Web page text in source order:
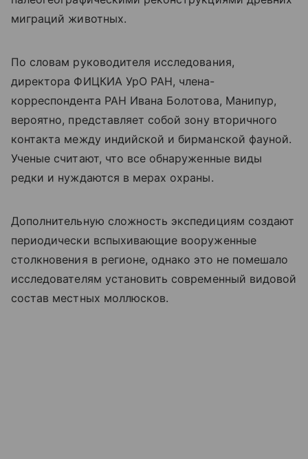
миграций животных.
По словам руководителя исследования,
директора ФИЦКИА УрО РАН, члена-
корреспондента РАН Ивана Болотова, Манипур,
вероятно, представляет собой зону вторичного
контакта между индийской и бирманской фауной.
Ученые считают, что все обнаруженные виды
редки и нуждаются в мерах охраны.
Дополнительную сложность экспедициям создают
периодически вспыхивающие вооруженные
столкновения в регионе, однако это не помешало
исследователям установить современный видовой
состав местных моллюсков.